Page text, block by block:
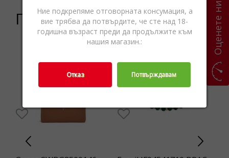
Подобни продукти Оценете ни
Ние подкрепяме отговорната консумация, а
вие трябва да потвърдите, че сте над 18-
годишна възраст преди да продължите към
нашия магазин.:
Отказ Потвърждавам